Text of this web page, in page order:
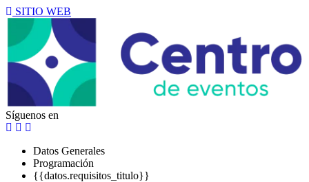
SITIO WEB
Síguenos en
Datos Generales
Programación
{{datos.requisitos_titulo}}